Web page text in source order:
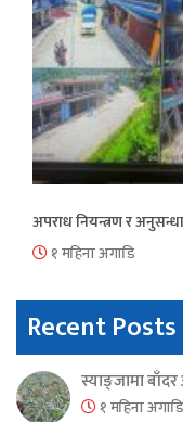
अपराध नियन्त्रण र
१ महिना अगाडि
Recent Posts
स्याङ्जामा
१ महिना अगाडि